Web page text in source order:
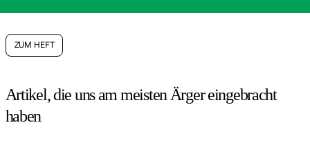
ZUM HEFT
Artikel, die uns am meisten Ärger eingebracht
haben